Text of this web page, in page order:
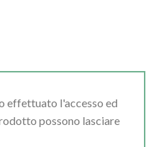
effettuato l'accesso ed
possono lasciare